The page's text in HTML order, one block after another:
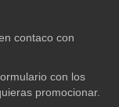
contaco con
con los
promocionar.